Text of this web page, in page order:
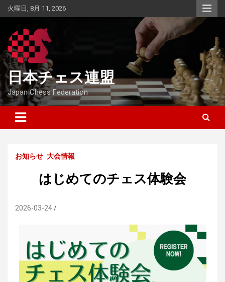
Skip
to
火曜日, 8月 11, 2026
日本チェス連盟
Japan Chess Federation
お知らせ 大会情報
はじめてのチェス体験会
2026-03-24